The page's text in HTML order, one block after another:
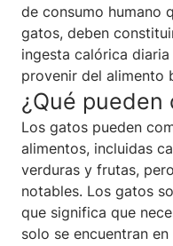
de consumo humano
gatos, deben
ingesta calórica
provenir del alimento
¿Qué pueden
Los gatos pueden
alimentos, incluidas
verduras y frutas,
notables. Los gatos
que significa que
solo se encuentran